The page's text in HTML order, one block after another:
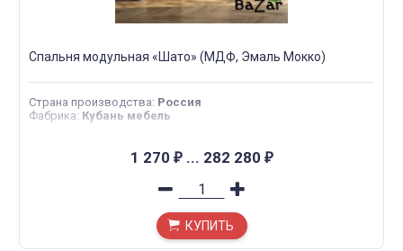
Спальня модульная «Шато» (МДФ, Эмаль Мокко)
Страна производства: Россия
Фабрика: Кубань мебель
1 270 ₽... 282 280 ₽
КУПИТЬ